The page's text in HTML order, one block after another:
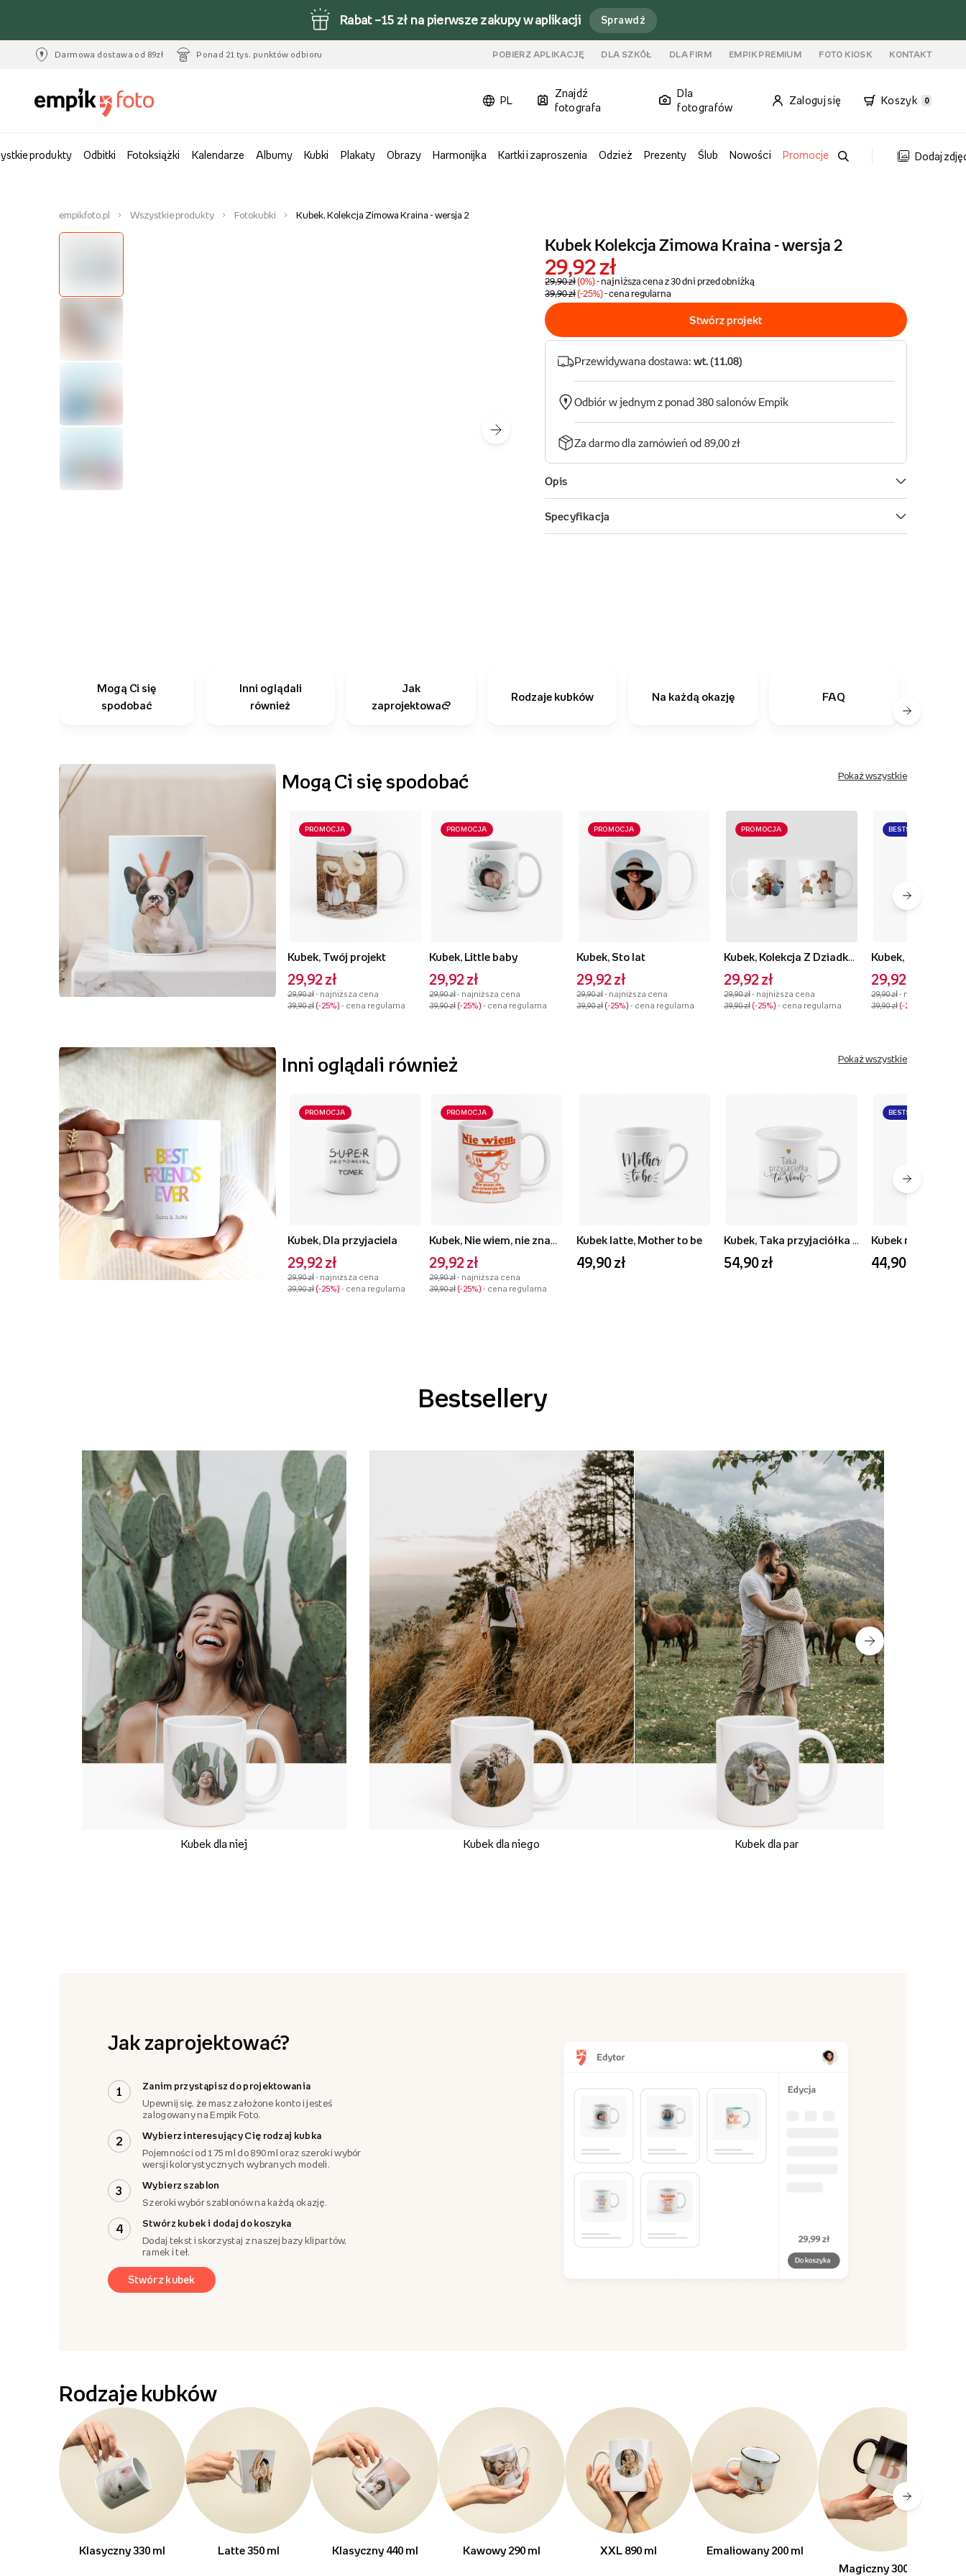
Rabat –15 zł na pierwsze zakupy w aplikacji Sprawdź
Darmowa dostawa od 89zł Ponad 21 tys. punktów odbioru POBIERZ APLIKACJĘ DLA SZKÓŁ DLA FIRM EMPIK PREMIUM FOTO KIOSK KONTAKT
PL
Znajdź
fotografa
Dla
fotografów
Zaloguj się Koszyk 0
produkty Odbitki Fotoksiążki Kalendarze Albumy Kubki Plakaty Obrazy Harmonijka Kartki i zaproszenia Odzież Prezenty Ślub Nowości Promocje Dodaj
empikfoto.pl Wszystkie produkty Fotokubki Kubek, Kolekcja Zimowa Kraina - wersja 2
Mogą Ci się
spodobać
Inni oglądali
również
Jak
zaprojektować?
Rodzaje kubków Na każdą okazję FAQ
Mogą Ci się spodobać Pokaż wszystkie
PROMOCJA
Kubek, Twój projekt
29,92 zł
29,90 zł- najniższa cena
39,90 zł -25% - cena regularna
PROMOCJA
Kubek, Little baby
29,92 zł
29,90 zł- najniższa cena
39,90 zł -25% - cena regularna
PROMOCJA
Kubek, Sto lat
29,92 zł
29,90 zł- najniższa cena
39,90 zł -25% - cena regularna
PROMOCJA
29,92 zł
29,90 zł- najniższa cena
39,90 zł -25% - cena regularna
BESTSELLER
Kubek, Rodzinne
29,92 zł
29,90 zł- najniższa cena
39,90 zł -25%
Inni oglądali również Pokaż wszystkie
PROMOCJA
Kubek, Dla przyjaciela
29,92 zł
29,90 zł- najniższa cena
39,90 zł -25% - cena regularna
PROMOCJA
29,92 zł
29,90 zł- najniższa cena
39,90 zł -25% - cena regularna
Kubek latte, Mother to be
49,90 zł 54,90 zł
BESTSELLER
44,90 zł
Bestsellery
Kubek dla niej Kubek dla niego Kubek dla par
Jak zaprojektować?
1
Zanim przystąpisz do projektowania
Upewnij się, że masz założone konto i jesteś
zalogowany na Empik Foto.
2
Wybierz interesujący Cię rodzaj kubka
Pojemności od 175 ml do 890 ml oraz szeroki wybór
wersji kolorystycznych wybranych modeli.
3
Wybierz szablon
Szeroki wybór szablonów na każdą okazję.
4
Stwórz kubek i dodaj do koszyka
Dodaj tekst i skorzystaj z naszej bazy klipartów,
ramek i teł.
Stwórz kubek
Rodzaje kubków
Klasyczny 330 ml Latte 350 ml Klasyczny 440 ml Kawowy 290 ml XXL 890 ml
Emaliowany 200 ml
Magiczny 300 ml